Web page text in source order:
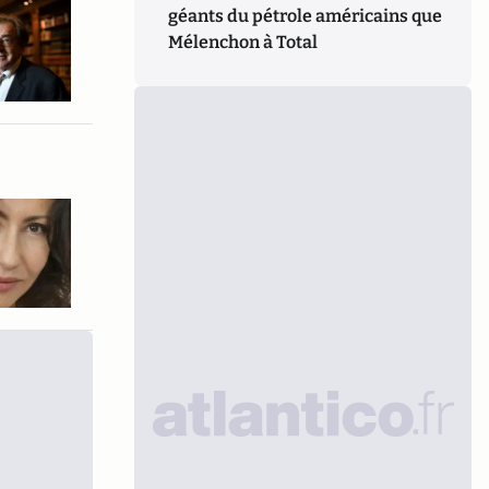
géants du pétrole américains que
Mélenchon à Total